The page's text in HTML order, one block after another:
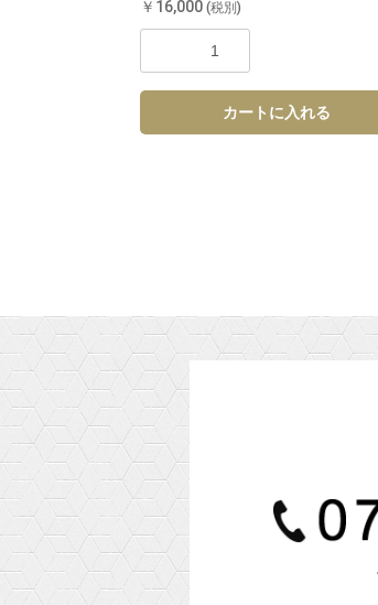
￥16,000 (税別)
カートに入れる